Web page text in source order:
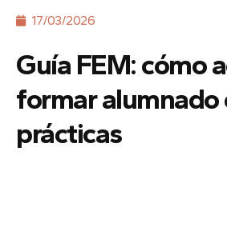
17/03/2026
Guía FEM: cómo
formar alumnado
prácticas